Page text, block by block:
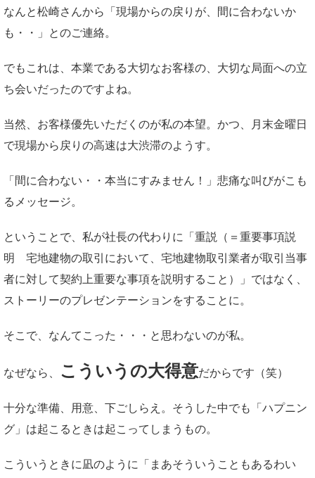
なんと松崎さんから「現場からの戻りが、間に合わないか
も・・」とのご連絡。
でもこれは、本業である大切なお客様の、大切な局面への立
ち会いだったのですよね。
当然、お客様優先いただくのが私の本望。かつ、月末金曜日
で現場から戻りの高速は大渋滞のようす。
「間に合わない・・本当にすみません！」悲痛な叫びがこも
るメッセージ。
ということで、私が社長の代わりに「重説（＝重要事項説
明 宅地建物の取引において、宅地建物取引業者が取引当事
者に対して契約上重要な事項を説明すること）」ではなく、
ストーリーのプレゼンテーションをすることに。
そこで、なんてこった・・・と思わないのが私。
なぜなら、 こういうの大得意だからです（笑）
十分な準備、用意、下ごしらえ。そうした中でも「ハプニン
グ」は起こるときは起こってしまうもの。
こういうときに凪のように「まあそういうこともあるわい